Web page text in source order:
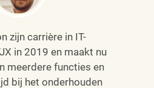
zijn carrière in IT-
in 2019 en maakt nu
meerdere functies en
bij het onderhouden